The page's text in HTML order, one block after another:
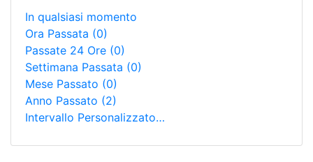
In qualsiasi momento
Ora Passata (0)
Passate 24 Ore (0)
Settimana Passata (0)
Mese Passato (0)
Anno Passato (2)
Intervallo Personalizzato…